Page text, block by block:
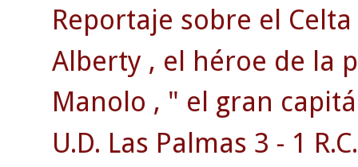
Reportaje sobre el
Alberty , el héroe de la
Manolo , " el gran
U.D. Las Palmas 3 - 1